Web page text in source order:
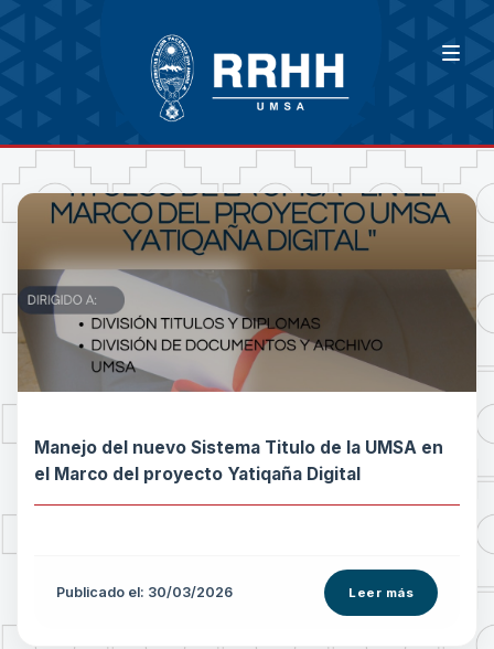
Manejo del nuevo Sistema Titulo de la UMSA en
el Marco del proyecto Yatiqaña Digital
Publicado el: 30/03/2026 Leer más